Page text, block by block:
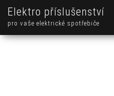
Elektro příslušenství
pro vaše elektrické spotřebiče